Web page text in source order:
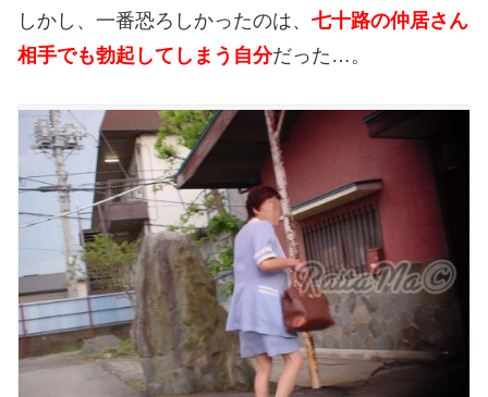
しかし、一番恐ろしかったのは、 七十路の仲居さん
相手でも勃起してしまう自分だった…。